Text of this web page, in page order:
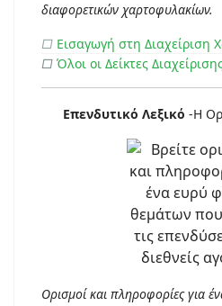
διαφορετικών χαρτοφυλακίων.
□ Εισαγωγή στη Διαχείριση
□ Όλοι οι Δείκτες
Επενδυτικό Λεξικό -Η
Ορισμοί και πληροφορίες για